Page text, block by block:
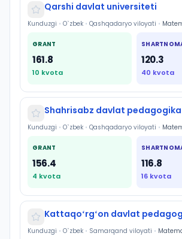
Qarshi davlat universiteti
Kunduzgi • O`zbek • Qashqadaryo viloyati •
GRANT
161.8
10 kvota
120.3
40 kvota
Shahrisabz davlat
Kunduzgi • O`zbek • Qashqadaryo viloyati •
GRANT
156.4
4 kvota
116.8
16 kvota
Kattaqoʻrgʻon davlat
Kunduzgi • O`zbek • Samarqand viloyati •